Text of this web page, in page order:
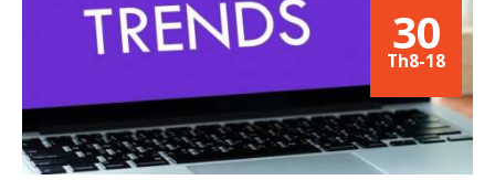
30
Th8-18